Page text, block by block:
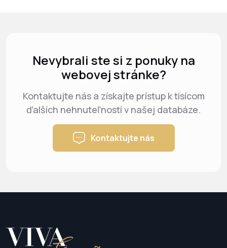
Nevybrali ste si z ponuky na
webovej stránke?
Kontaktujte nás a získajte prístup k tisícom
ďalších nehnuteľností v našej databáze.
Kontaktujte nás